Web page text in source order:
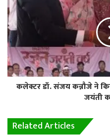
कलेक्टर डॉ. संजय कन्नौजे ने
जयंती
Related Articles